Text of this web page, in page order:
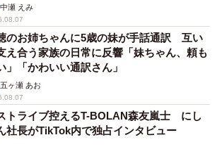
中瀬 えみ
のお姉ちゃんに5歳の妹が手話通訳 互い
え合う家族の日常に反響「妹ちゃん、頼も
」「かわいい通訳さん」
五ヶ瀬 あお
トライブ控えるT-BOLAN森友嵐士 にし
社長がTikTok内で独占インタビュー